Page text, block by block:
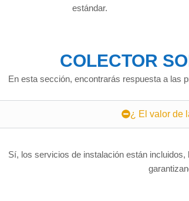
estándar.
COLECTOR
En esta sección, encontrarás respuesta a las
¿ El valor de
Sí, los servicios de instalación están